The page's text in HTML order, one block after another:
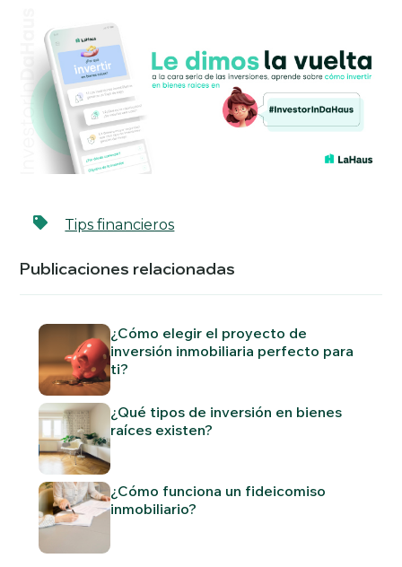
Tips financieros
Publicaciones relacionadas
¿Cómo elegir el proyecto de
inversión inmobiliaria perfecto para
ti?
¿Qué tipos de inversión en bienes
raíces existen?
¿Cómo funciona un fideicomiso
inmobiliario?